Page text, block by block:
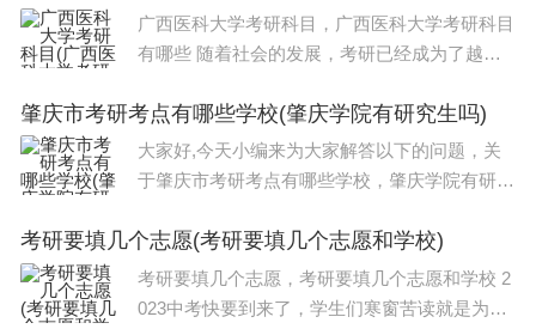
广西医科大学考研科目，广西医科大学考研科目
有哪些 随着社会的发展，考研已经成为了越来
合自己的科目是非常重要的一步。新传考研科
目？今天，我们就来探讨一下新传考研科目
肇庆市考研考点有哪些学校(肇庆学院有研究生吗)
大家好,今天小编来为大家解答以下的问题，关
于肇庆市考研考点有哪些学校，肇庆学院有研究
看吧！本文目录肇庆学院有研究生吗广东工业大
学的研究生报考点有哪些广东省招音乐
考研要填几个志愿(考研要填几个志愿和学校)
考研要填几个志愿，考研要填几个志愿和学校 2
023中考快要到来了，学生们寒窗苦读就是为了